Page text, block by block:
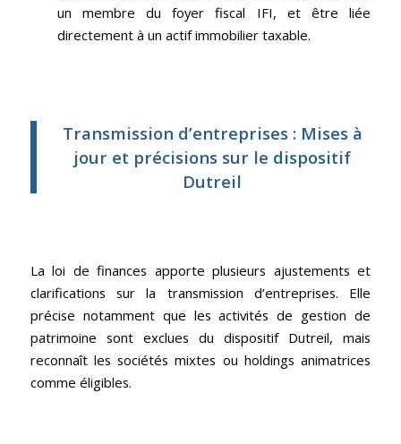
un membre du foyer fiscal IFI, et être liée
directement à un actif immobilier taxable.
Transmission d’entreprises : Mises à
jour et précisions sur le dispositif
Dutreil
La loi de finances apporte plusieurs ajustements et
clarifications sur la transmission d’entreprises. Elle
précise notamment que les activités de gestion de
patrimoine sont exclues du dispositif Dutreil, mais
reconnaît les sociétés mixtes ou holdings animatrices
comme éligibles.